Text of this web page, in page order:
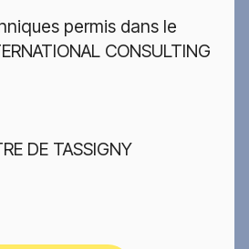
permis dans le
CONSULTING
DE TASSIGNY